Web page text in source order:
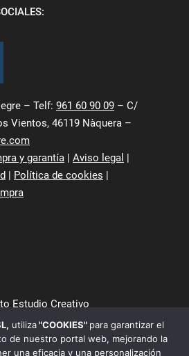
– Telf: 961 60 90 09 – C/
Vientos, 46119 Nàquera –
y garantía | Aviso legal |
| Política de cookies |
Estudio Creativo
, utiliza"COOKIES" para garantizar el
de nuestro portal web, mejorando la
una eficacia y una personalización